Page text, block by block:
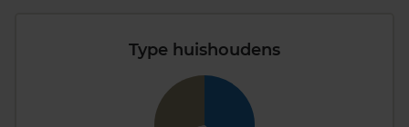
Type huishoudens